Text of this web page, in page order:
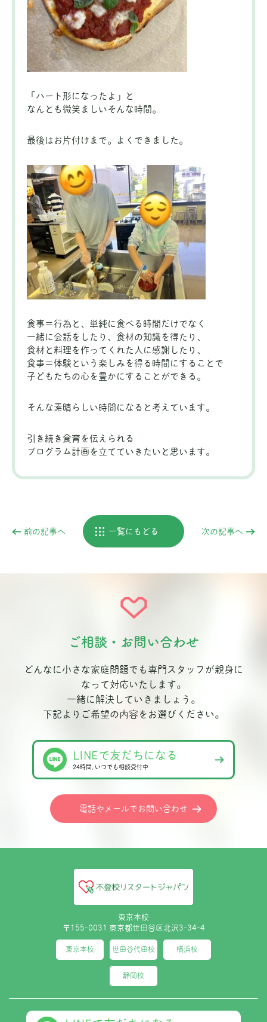
「ハート形になったよ」と
なんとも微笑ましいそんな時間。
最後はお片付けまで。よくできました。
食事＝行為と、単純に食べる時間だけでなく
一緒に会話をしたり、食材の知識を得たり、
食材と料理を作ってくれた人に感謝したり、
食事＝体験という楽しみを得る時間にすることで
子どもたちの心を豊かにすることができる。
そんな素晴らしい時間になると考えています。
引き続き食育を伝えられる
プログラム計画を立てていきたいと思います。
前の記事へ 一覧にもどる 次の記事へ
ご相談・お問い合わせ
どんなに小さな家庭問題でも専門スタッフが親身に
なって対応いたします。
一緒に解決していきましょう。
下記よりご希望の内容をお選びください。
LINEで友だちになる
24時間､いつでも相談受付中
電話やメールでお問い合わせ
東京本校
〒155-0031 東京都世田谷区北沢3-34-4
東京本校 世田谷代田校 横浜校
静岡校